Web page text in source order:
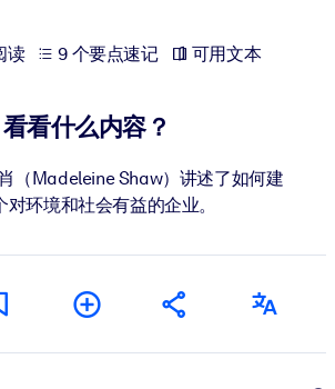
统
读 9 个要点速记 可用文本
看看什么内容？
（Madeleine Shaw）讲述了如何建
对环境和社会有益的企业。